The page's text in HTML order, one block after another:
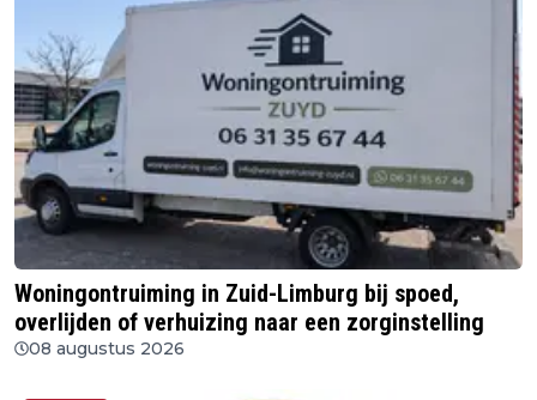
Woningontruiming in Zuid-Limburg bij spoed,
overlijden of verhuizing naar een zorginstelling
08 augustus 2026